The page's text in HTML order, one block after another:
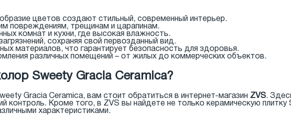
цветов создают стильный, современный интерьер.
повреждениям, трещинам и царапинам.
комнат и кухни, где высокая влажность.
сохраняя свой первозданный вид.
материалов, что гарантирует безопасность для здоровья.
различных помещений – от жилых до коммерческих объектов.
Sweety Gracia Ceramica?
Gracia Ceramica, вам стоит обратиться в интернет-магазин ZVS.
контроль. Кроме того, в ZVS вы найдете не только керамическую плитку
характеристиками.